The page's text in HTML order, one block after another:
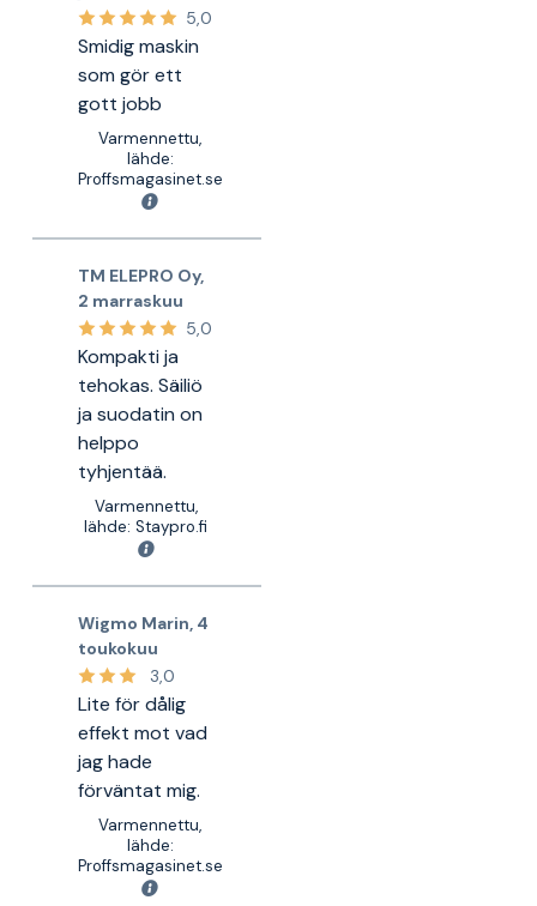
5,0
Smidig maskin
som gör ett
gott jobb
Varmennettu,
lähde:
Proffsmagasinet.se
TM ELEPRO Oy,
2 marraskuu
5,0
Kompakti ja
tehokas. Säiliö
ja suodatin on
helppo
tyhjentää.
Varmennettu,
lähde: Staypro.fi
Wigmo Marin, 4
toukokuu
3,0
Lite för dålig
effekt mot vad
jag hade
förväntat mig.
Varmennettu,
lähde:
Proffsmagasinet.se